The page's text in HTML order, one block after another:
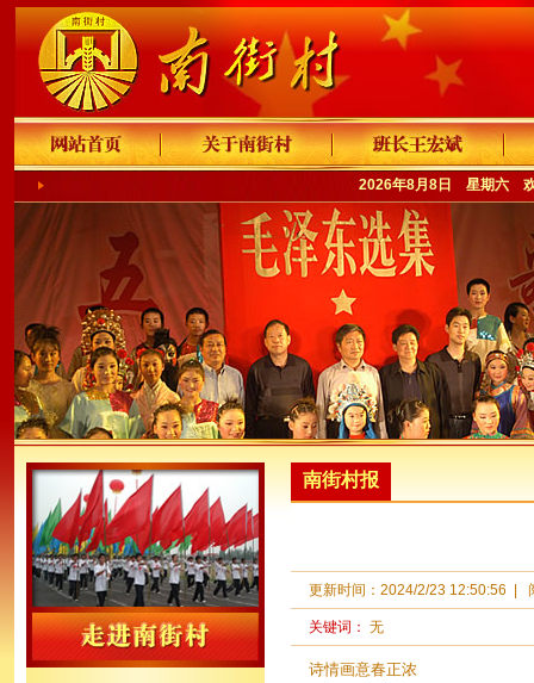
2026年8月8日 星期六
南街村报
更新时间： 2024/2/23 12:50:56
关键词： 无
诗情画意春正浓